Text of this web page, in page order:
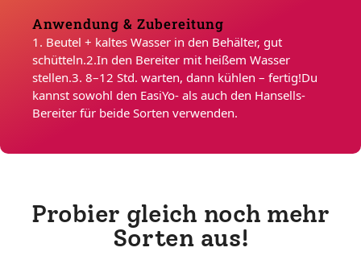
Anwendung & Zubereitung
1. Beutel + kaltes Wasser in den Behälter, gut
schütteln.2.In den Bereiter mit heißem Wasser
stellen.3. 8–12 Std. warten, dann kühlen – fertig!Du
kannst sowohl den EasiYo- als auch den Hansells-
Bereiter für beide Sorten verwenden.
Probier gleich noch mehr
Sorten aus!